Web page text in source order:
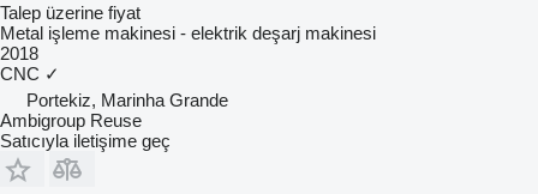
Talep üzerine fiyat
Metal işleme makinesi - elektrik deşarj makinesi
2018
CNC ✓
Portekiz, Marinha Grande
Ambigroup Reuse
Satıcıyla iletişime geç